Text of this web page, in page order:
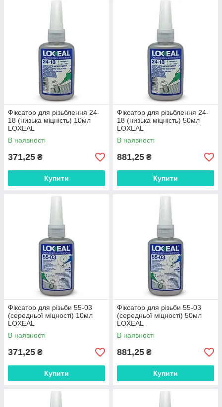
Фіксатор для різьблення 24-
18 (низька міцність) 10мл
LOXEAL
В наявності
371,25 ₴
Купити
Фіксатор для різьблення 24-
18 (низька міцність) 50мл
LOXEAL
В наявності
881,25 ₴
Купити
Фіксатор для різьби 55-03
(середньої міцності) 10мл
LOXEAL
В наявності
371,25 ₴
Купити
Фіксатор для різьби 55-03
(середньої міцності) 50мл
LOXEAL
В наявності
881,25 ₴
Купити